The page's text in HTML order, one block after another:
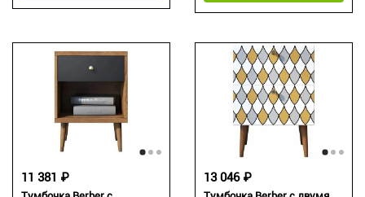
11 381 ₽ 13 046 ₽